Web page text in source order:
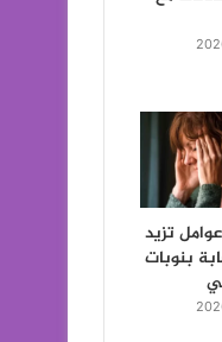
تزيد
بنوبات